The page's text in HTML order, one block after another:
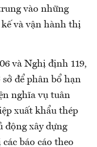
vào những
và vận hành thị
và Nghị định 119,
để phân bổ hạn
nghĩa vụ tuân
xuất khẩu thép
động xây dựng
báo cáo theo